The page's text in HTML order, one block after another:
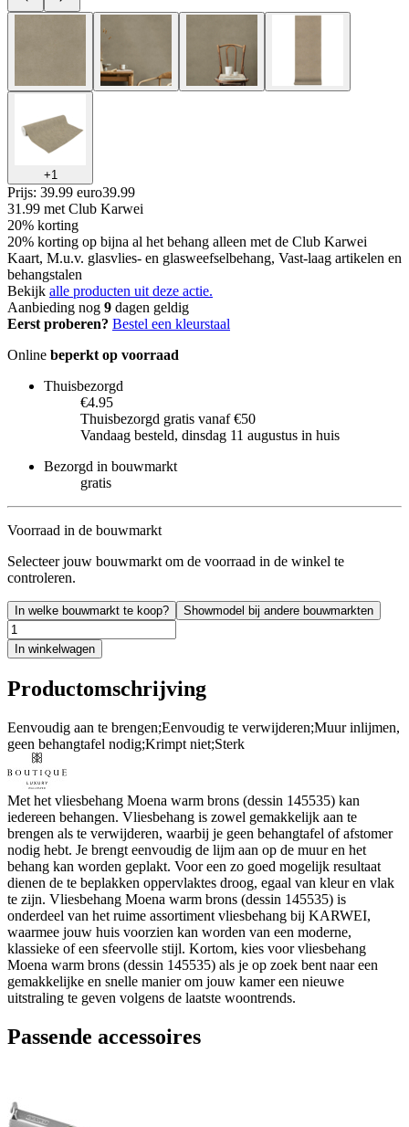
+1
Prijs: 39.99 euro39.99
31.99 met Club Karwei
20% korting
20% korting op bijna al het behang alleen met de Club Karwei
Kaart, M.u.v. glasvlies- en glasweefselbehang, Vast-laag artikelen en
behangstalen
Bekijk alle producten uit deze actie.
Aanbieding nog 9 dagen geldig
Eerst proberen? Bestel een kleurstaal
Online beperkt op voorraad
Thuisbezorgd
€4.95
Thuisbezorgd gratis vanaf €50
Vandaag besteld, dinsdag 11 augustus in huis
Bezorgd in bouwmarkt
gratis
Voorraad in de bouwmarkt
Selecteer jouw bouwmarkt om de voorraad in de winkel te
controleren.
In welke bouwmarkt te koop? Showmodel bij andere bouwmarkten
In winkelwagen
Productomschrijving
Eenvoudig aan te brengen;Eenvoudig te verwijderen;Muur inlijmen,
geen behangtafel nodig;Krimpt niet;Sterk
Met het vliesbehang Moena warm brons (dessin 145535) kan
iedereen behangen. Vliesbehang is zowel gemakkelijk aan te
brengen als te verwijderen, waarbij je geen behangtafel of afstomer
nodig hebt. Je brengt eenvoudig de lijm aan op de muur en het
behang kan worden geplakt. Voor een zo goed mogelijk resultaat
dienen de te beplakken oppervlaktes droog, egaal van kleur en vlak
te zijn. Vliesbehang Moena warm brons (dessin 145535) is
onderdeel van het ruime assortiment vliesbehang bij KARWEI,
waarmee jouw huis voorzien kan worden van een moderne,
klassieke of een sfeervolle stijl. Kortom, kies voor vliesbehang
Moena warm brons (dessin 145535) als je op zoek bent naar een
gemakkelijke en snelle manier om jouw kamer een nieuwe
uitstraling te geven volgens de laatste woontrends.
Passende accessoires